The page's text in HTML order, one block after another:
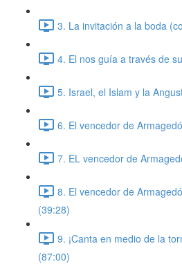
3. La invitación a la boda
4. El nos guía a través de
5. Israel, el Islam y la
6. El vencedor de
7. EL vencedor de
8. El vencedor de
(39:28)
9. ¡Canta en medio de la
(87:00)